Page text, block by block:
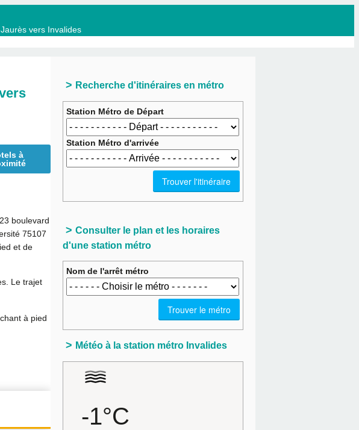
vers Invalides
à
boulevard
75107
et de
Le trajet
à pied
Recherche d'itinéraires en métro
Station Métro de Départ
Station Métro d'arrivée
Consulter le plan et les horaires
d'une station métro
Nom de l'arrêt métro
Météo à la station métro Invalides
-1°C